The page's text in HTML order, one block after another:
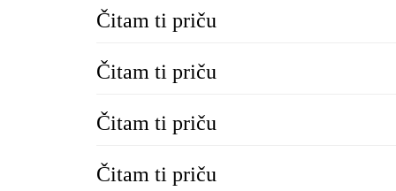
Čitam ti priču
Čitam ti priču
Čitam ti priču
Čitam ti priču